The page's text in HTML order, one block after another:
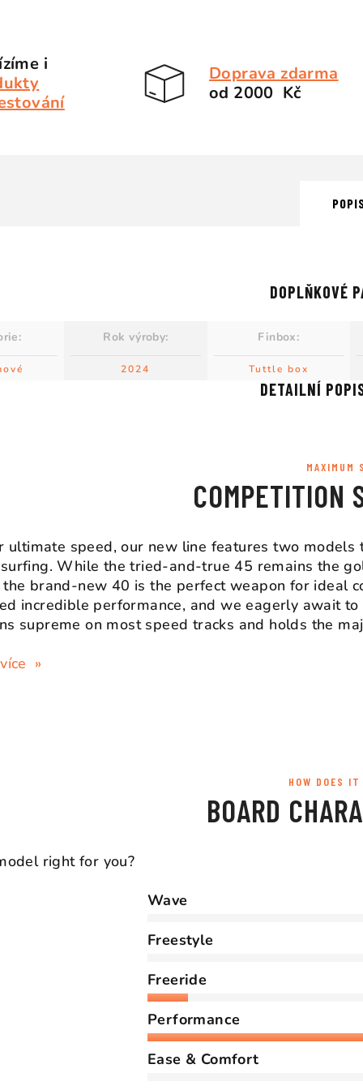
i
Doprava zdarma
od 2000 Kč
DETAILNÍ
MAXIMUM
COMPETITION
ultimate speed, our new line features two
While the tried-and-true 45 remains the
brand-new 40 is the perfect weapon for ideal
incredible performance, and we eagerly await
supreme on most speed tracks and holds the
HOW DOES
BOARD
right for you?
Wave
Freestyle
Freeride
Performance
Ease & Comfort
DOPLŇKOVÉ
: Rok výroby:
2024
Finbox:
Tuttle box